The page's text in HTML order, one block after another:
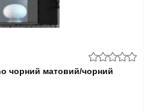
чорний матовий/чорний